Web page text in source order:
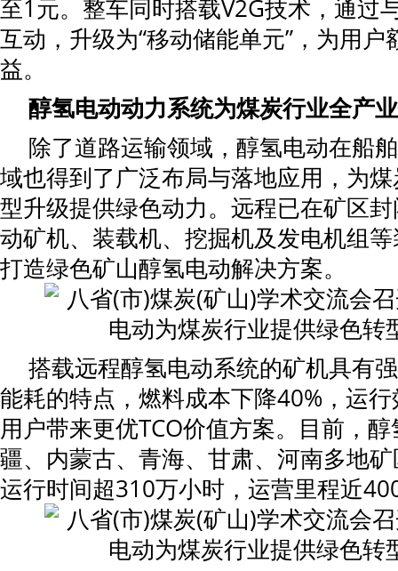
至1元。整车同时搭载V2G技术，通过
互动，升级为“移动储能单元”，为用户
益。
醇氢电动动力系统为煤炭行业全产
除了道路运输领域，醇氢电动在船
域也得到了广泛布局与落地应用，为
型升级提供绿色动力。远程已在矿区
动矿机、装载机、挖掘机及发电机组
打造绿色矿山醇氢电动解决方案。
搭载远程醇氢电动系统的矿机具有
能耗的特点，燃料成本下降40%，运
用户带来更优TCO价值方案。目前，
疆、内蒙古、青海、甘肃、河南多地
运行时间超310万小时，运营里程近